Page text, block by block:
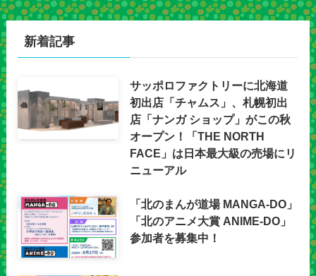
新着記事
サッポロファクトリーに北海道
初出店「チャムス」、札幌初出
店「ナンガ ショップ」がこの秋
オープン！「THE NORTH
FACE」は日本最大級の売場にリ
ニューアル
「北のまんが道場 MANGA-DO」
「北のアニメ大賞 ANIME-DO」
参加者を募集中！